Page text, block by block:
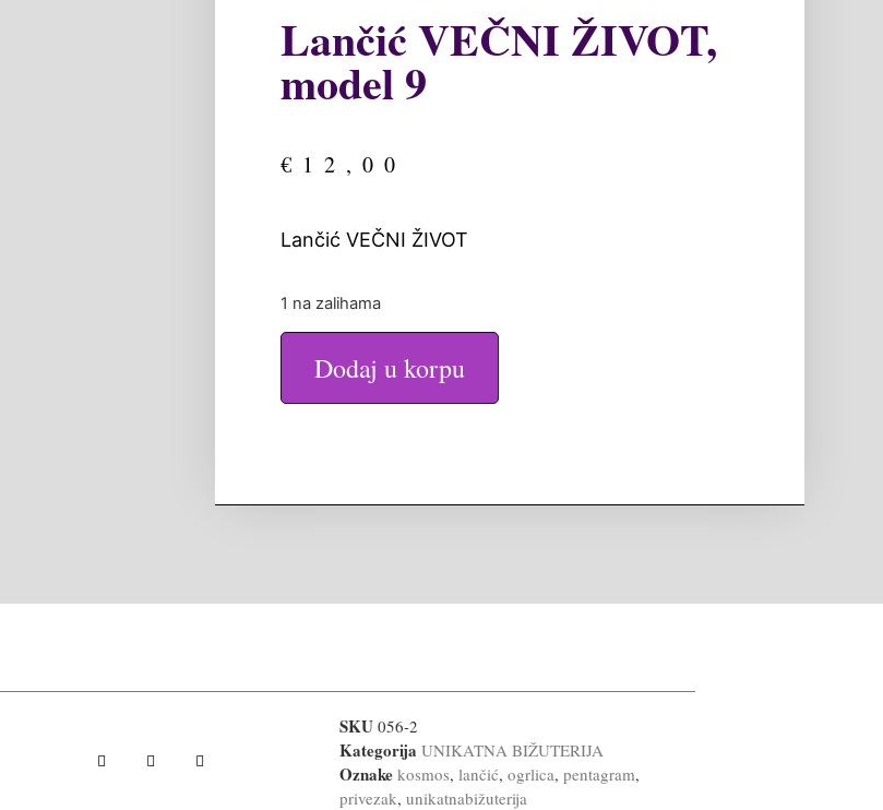
Lančić VEČNI ŽIVOT,
model 9
€ 12,00
Lančić VEČNI ŽIVOT
1 na zalihama
Dodaj u korpu
SKU056-2
Kategorija UNIKATNA BIŽUTERIJA
Oznake kosmos,lančić,ogrlica,pentagram,
privezak,unikatnabižuterija